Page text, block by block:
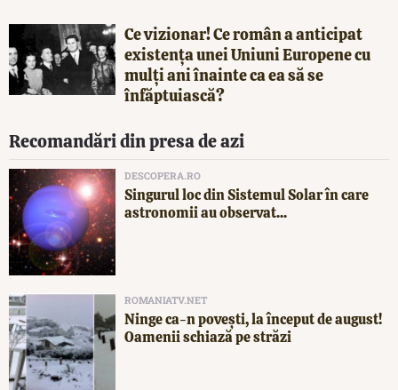
Ce vizionar! Ce român a anticipat
existența unei Uniuni Europene cu
mulți ani înainte ca ea să se
înfăptuiască?
Recomandări din presa de azi
DESCOPERA.RO
Singurul loc din Sistemul Solar în care
astronomii au observat...
ROMANIATV.NET
Ninge ca-n povești, la început de august!
Oamenii schiază pe străzi